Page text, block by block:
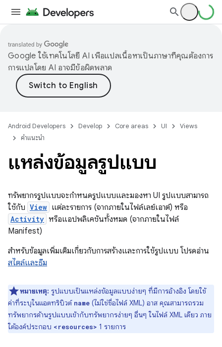
Google ใช้เทคโนโลยี AI เพื่อแปลเนื้อหาเป็นภาษาที่คุณต้องการ
การแปลโดย AI อาจมีข้อผิดพลาด
Android Developers Develop Core areas UI
Views
คำแนะนำ
แหล่งข้อมูลรูปแบบ
ทรัพยากรรูปแบบจะกำหนดรูปแบบและมองหา UI รูปแบบสามารถ
ใช้กับ View แต่ละรายการ (จากภายในไฟล์เลย์เอาต์) หรือ
Activity หรือแอปพลิเคชันทั้งหมด (จากภายในไฟล์
Manifest)
สำหรับข้อมูลเพิ่มเติมเกี่ยวกับการสร้างและการใช้รูปแบบ โปรดอ่าน
สไตล์และธีม
หมายเหตุ: รูปแบบเป็นแหล่งข้อมูลแบบง่ายๆ ที่มีการอ้างอิง โดยใช้
ค่าที่ระบุในแอตทริบิวต์ name (ไม่ใช่ชื่อไฟล์ XML) อาส คุณสามารถรวม
ทรัพยากรด้านรูปแบบเข้ากับทรัพยากรง่ายๆ อื่นๆ ในไฟล์ XML เดียว ภาย
ใต้องค์ประกอบ <resources> 1 รายการ